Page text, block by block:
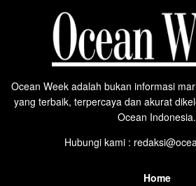
Ocean Week adalah bukan informasi
yang terbaik, terpercaya dan akurat
Ocean Indonesia.
Hubungi kami :
Home